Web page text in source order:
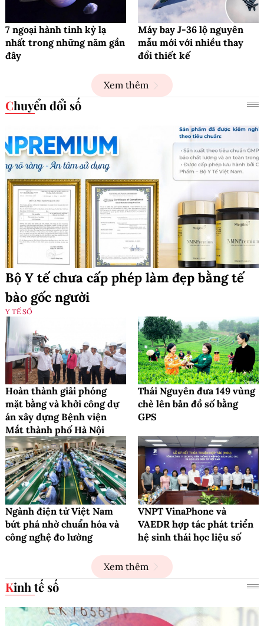
7 ngoại hành tinh kỳ lạ
nhất trong những năm gần
đây
Máy bay J-36 lộ nguyên
mẫu mới với nhiều thay
đổi thiết kế
Xem thêm
Chuyển đổi số
Bộ Y tế chưa cấp phép làm đẹp bằng tế
bào gốc người
Y TẾ SỐ
Hoàn thành giải phóng
mặt bằng và khởi công dự
án xây dựng Bệnh viện
Mắt thành phố Hà Nội
Thái Nguyên đưa 149 vùng
chè lên bản đồ số bằng
GPS
Ngành điện tử Việt Nam
bứt phá nhờ chuẩn hóa và
công nghệ đo lường
VNPT VinaPhone và
VAEDR hợp tác phát triển
hệ sinh thái học liệu số
Xem thêm
Kinh tế số